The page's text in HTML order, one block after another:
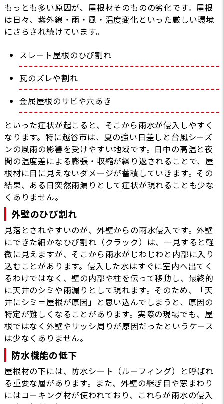
もっとも多い原因が、屋根材そのものの劣化です。屋根
は日々、紫外線・雨・風・温度変化といった厳しい環境
にさらされ続けています。
スレート屋根のひび割れ
瓦のズレや割れ
金属屋根のサビや穴あき
といった症状が起こると、そこから雨水が侵入しやすく
なります。特に越谷市は、夏の強い日差しと台風シーズ
ンの風雨の影響を受けやすい地域です。日中の高温と夜
間の温度差による膨張・収縮が繰り返されることで、屋
根材に目に見えないダメージが蓄積していきます。その
結果、ある日突然雨漏りとして症状が現れることも少な
くありません。
外壁のひび割れ
見落とされやすいのが、外壁からの雨水侵入です。外壁
にできた細かなひび割れ（クラック）は、一見すると軽
微に見えますが、そこから雨水がじわじわと内部に入り
込むことがあります。侵入した水はすぐに室内へ出てく
るわけではなく、壁の内部や柱を伝って移動し、最終的
に天井のシミや雨漏りとして現れます。そのため、「天
井にシミ＝屋根が原因」と思い込んでしまうと、原因の
特定が難しくなることがあります。実際の現場でも、屋
根ではなく外壁やサッシ周りが原因だったというケース
は少なくありません。
防水機能の低下
屋根材の下には、防水シート（ルーフィング）と呼ばれ
る重要な層があります。また、外壁の継ぎ目や窓まわり
にはコーキング材が使われており、これらが雨水の侵入